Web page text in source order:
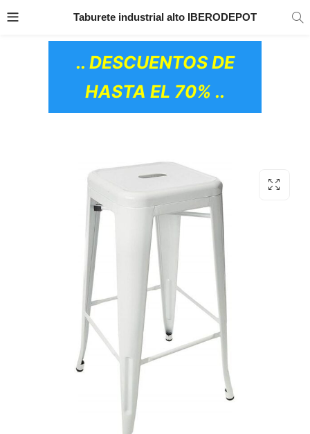
PRODUCTOS
.. DESCUENTOS DE
HASTA EL 70% ..
Taburete industrial alto IBERODEPOT